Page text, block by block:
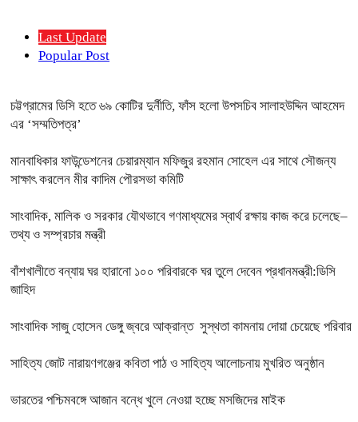
Last Update
Popular Post
চট্টগ্রামের ডিসি হতে ৬৯ কোটির দুর্নীতি, ফাঁস হলো উপসচিব সালাহউদ্দিন আহমেদ
এর ‘সম্মতিপত্র’
মানবাধিকার ফাউন্ডেশনের চেয়ারম্যান মফিজুর রহমান সোহেল এর সাথে সৌজন্য
সাক্ষাৎ করলেন মীর কাদিম পৌরসভা কমিটি
সাংবাদিক, মালিক ও সরকার যৌথভাবে গণমাধ্যমের স্বার্থ রক্ষায় কাজ করে চলেছে–
তথ্য ও সম্প্রচার মন্ত্রী
বাঁশখালীতে বন্যায় ঘর হারানো ১০০ পরিবারকে ঘর তুলে দেবেন প্রধানমন্ত্রী:ডিসি
জাহিদ
সাংবাদিক সাজু হোসেন ডেঙ্গু জ্বরে আক্রান্ত সুস্থতা কামনায় দোয়া চেয়েছে পরিবার
সাহিত্য জোট নারায়ণগঞ্জের কবিতা পাঠ ও সাহিত্য আলোচনায় মুখরিত অনুষ্ঠান
ভারতের পশ্চিমবঙ্গে আজান বন্ধে খুলে নেওয়া হচ্ছে মসজিদের মাইক